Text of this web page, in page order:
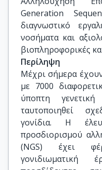
Generation
διαγνωστικό
νοσήματα και
βιοπληροφορικές
Περίληψη
Μέχρι σήμερα
με 7000
ύποπτη
ταυτοποιηθεί
γονίδια. Η
προσδιορισμού
(NGS) έχει
γονιδιωματική